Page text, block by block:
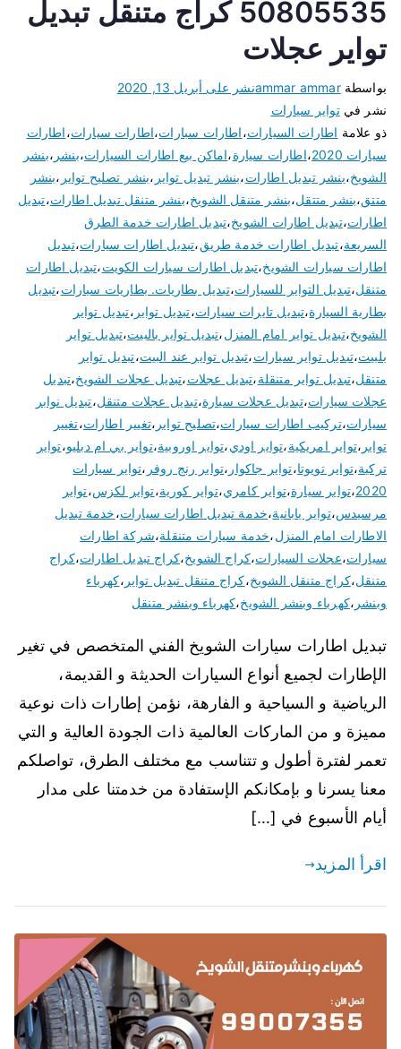
50805535 كراج متنقل تبديل
تواير عجلات
بواسطةammar ammarنشر على أبريل 13, 2020
نشر فيتواير سيارات
ذو علامة اطارات السيارات،اطارات سبارات،اطارات سيارات،اطارات
سيارات 2020
،اطارات سيارة،اماكن بيع اطارات السيارات،بنشر ،بنشر
الشويخ،بنشر تبديل اطارات،بنشر تبديل تواير ،بنشر تصليح تواير ،بنشر
متتق،بنشر متتقل،بنشر متنقل الشويخ،بنشر متنقل تبديل اطارات،تبديل
اطارات،تبديل اطارات الشويخ،تبديل اطارات خدمة الطرق
السريعة،تبديل اطارات خدمة طريق،تبديل اطارات سيارات،تبديل
اطارات سيارات الشويخ،تبديل اطارات سيارات الكويت،تبديل اطارات
متنقل،تبديل التواير للسيارات،تبديل بطاريات. بطاريات سيارات،تبديل
بطارية السيارة،تبديل تايرات سيارات،تبديل تواير ،تبديل تواير
الشويخ،تبديل تواير امام المنزل،تبديل تواير بالبيت،تبديل تواير
بلبيت،تبديل تواير سيارات،تبديل تواير عند البيت،تبديل تواير
متنقل،تبديل تواير متنقلة،تبديل عجلات،تبديل عجلات الشويخ،تبديل
عجلات سيارات،تبديل عجلات سيارة،تبديل عجلات متنقل،تبديل نوابر
سيارات،تركيب اطارات سيارات،تصليح تواير ،تغيير اطارات،تغيير
تواير ،تواير امريكية،تواير اودي،تواير اوروبية،تواير بي ام دبليو،تواير
تركية،تواير تويوتا،تواير جاكوار ،تواير رنج روفر ،تواير سيارات
2020،تواير سيارة،تواير كامري،تواير كورية،تواير لكزس،تواير
مرسيدس،تواير يابانية،خدمة تبديل اطارات سيارات،خدمة تبديل
الاطارات امام المنزل،خدمة سيارات متنقلة،شركة اطارات
سيارات،عجلات السيارات،كراج الشويخ،كراج تبديل اطارات،كراج
متنقل،كراج متنقل الشويخ،كراج متنقل تبديل تواير ،كهرباء
وبنشر ،كهرباء وبنشر الشويخ،كهرباء وبنشر متنقل
تبديل اطارات سيارات الشويخ الفني المتخصص في تغير
الإطارات لجميع أنواع السيارات الحديثة و القديمة،
الرياضية و السياحية و الفارهة، نؤمن إطارات ذات نوعية
مميزة و من الماركات العالمية ذات الجودة العالية و التي
تعمر لفترة أطول و تتناسب مع مختلف الطرق، تواصلكم
معنا يسرنا و بإمكانكم الإستفادة من خدمتنا على مدار
أيام الأسبوع في […]
اقرأ المزيد